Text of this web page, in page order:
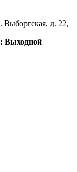
Выборгская, д. 22,
Выходной